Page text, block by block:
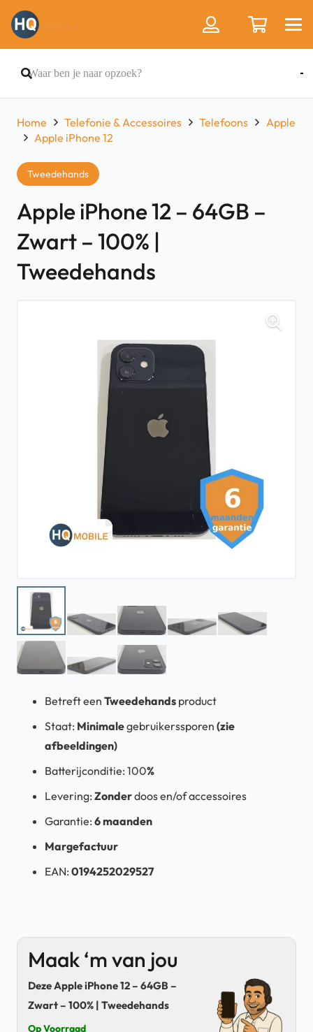
Home Telefonie & Accessoires Telefoons
Apple
Apple iPhone 12
Tweedehands
Apple iPhone 12 – 64GB –
Zwart – 100% |
Tweedehands
Betreft een Tweedehands product
Staat: Minimalegebruikerssporen (zie
afbeeldingen)
Batterijconditie: 100%
Levering: Zonderdoos en/of accessoires
Garantie: 6 maanden
Margefactuur
EAN: 0194252029527
Maak ‘m van jou
Deze Apple iPhone 12 – 64GB –
Zwart – 100% | Tweedehands
Op Voorraad